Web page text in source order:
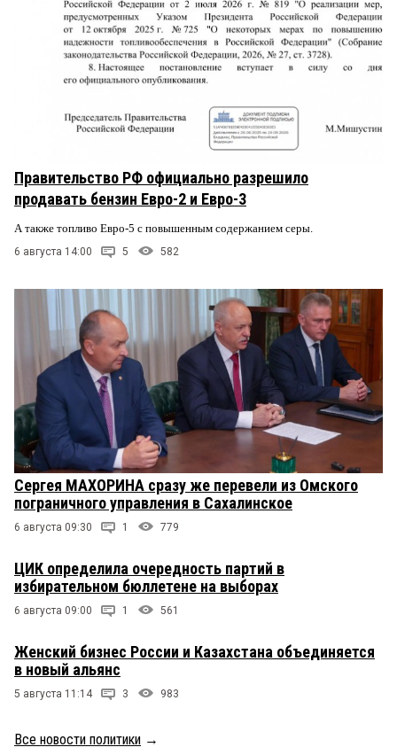
Правительство РФ официально разрешило
продавать бензин Евро-2 и Евро-3
А также топливо Евро-5 с повышенным содержанием серы.
6 августа 14:00 5 582
Сергея МАХОРИНА сразу же перевели из Омского
пограничного управления в Сахалинское
6 августа 09:30 1 779
ЦИК определила очередность партий в
избирательном бюллетене на выборах
6 августа 09:00 1 561
Женский бизнес России и Казахстана объединяется
в новый альянс
5 августа 11:14 3 983
Все новости политики →